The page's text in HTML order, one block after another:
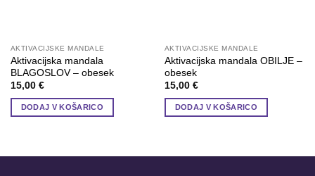
AKTIVACIJSKE MANDALE
Aktivacijska mandala
BLAGOSLOV – obesek
15,00 €
DODAJ V KOŠARICO
AKTIVACIJSKE MANDALE
Aktivacijska mandala OBILJE –
obesek
15,00 €
DODAJ V KOŠARICO